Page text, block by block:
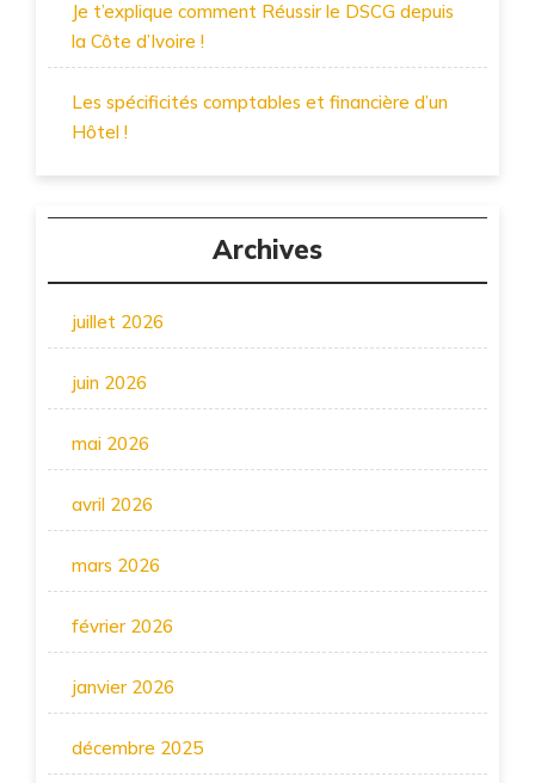
Je t’explique comment Réussir le DSCG depuis
la Côte d’Ivoire !
Les spécificités comptables et financière d’un
Hôtel !
Archives
juillet 2026
juin 2026
mai 2026
avril 2026
mars 2026
février 2026
janvier 2026
décembre 2025